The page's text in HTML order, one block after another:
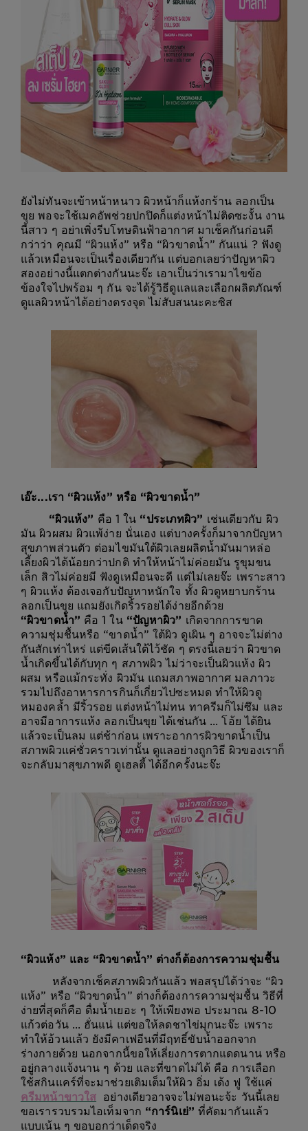
ยังไม่ทันจะเข้าหน้าหนาว ผิวหน้าก็แห้งกร้าน ลอกเป็น
ขุย พอจะใช้เมคอัพช่วยปกปิดก็แต่งหน้าไม่ติดซะงั้น งาน
นี้สาว ๆ อย่าเพิ่งรีบโทษดินฟ้าอากาศ มาเช็คกันก่อนดี
กว่าว่า คุณมี “ผิวแห้ง” หรือ “ผิวขาดน้ำ” กันแน่ ? ฟังดู
แล้วเหมือนจะเป็นเรื่องเดียวกัน แต่บอกเลยว่าปัญหาผิว
สองอย่างนี้แตกต่างกันนะจ๊ะ เอาเป็นว่าเรามาไขข้อ
ข้องใจไปพร้อม ๆ กัน จะได้รู้วิธีดูแลและเลือกผลิตภัณฑ์
ดูแลผิวหน้าได้อย่างตรงจุด ไม่สับสนนะคะซิส
เอ๊ะ...เรา “ผิวแห้ง” หรือ “ผิวขาดน้ำ”
“ผิวแห้ง” คือ 1 ใน “ประเภทผิว” เช่นเดียวกับ ผิว
มัน ผิวผสม ผิวแพ้ง่าย นั่นเอง แต่บางครั้งก็มาจากปัญหา
สุขภาพส่วนตัว ต่อมไขมันใต้ผิวเลยผลิตน้ำมันมาหล่อ
เลี้ยงผิวได้น้อยกว่าปกติ ทำให้หน้าไม่ค่อยมัน รูขุมขน
เล็ก สิวไม่ค่อยมี ฟังดูเหมือนจะดี แต่ไม่เลยจ๊ะ เพราะสาว
ๆ ผิวแห้ง ต้องเจอกับปัญหาหนักใจ ทั้ง ผิวดูหยาบกร้าน
ลอกเป็นขุย แถมยังเกิดริ้วรอยได้ง่ายอีกด้วย
“ผิวขาดน้ำ” คือ 1 ใน“ปัญหาผิว” เกิดจากการขาด
ความชุ่มชื้นหรือ “ขาดน้ำ” ใต้ผิว ดูเผิน ๆ อาจจะไม่ต่าง
กันสักเท่าไหร่ แต่ขีดเส้นใต้ไว้ชัด ๆ ตรงนี้เลยว่า ผิวขาด
น้ำเกิดขึ้นได้กับทุก ๆ สภาพผิว ไม่ว่าจะเป็นผิวแห้ง ผิว
ผสม หรือแม้กระทั่ง ผิวมัน แถมสภาพอากาศ มลภาวะ
รวมไปถึงอาหารการกินก็เกี่ยวไปซะหมด ทำให้ผิวดู
หมองคล้ำ มีริ้วรอย แต่งหน้าไม่ทน ทาครีมก็ไม่ซึม และ
อาจมีอาการแห้ง ลอกเป็นขุย ได้เช่นกัน ... โอ้ย ได้ยิน
แล้วจะเป็นลม แต่ช้าก่อน เพราะอาการผิวขาดน้ำเป็น
สภาพผิวแค่ชั่วคราวเท่านั้น ดูแลอย่างถูกวิธี ผิวของเราก็
จะกลับมาสุขภาพดี ดูเฮลตี้ ได้อีกครั้งนะจ๊ะ
“ผิวแห้ง” และ “ผิวขาดน้ำ” ต่างก็ต้องการความชุ่มชื้น
หลังจากเช็คสภาพผิวกันแล้ว พอสรุปได้ว่าจะ “ผิว
แห้ง” หรือ “ผิวขาดน้ำ” ต่างก็ต้องการความชุ่มชื้น วิธีที่
ง่ายที่สุดก็คือ ดื่มน้ำเยอะ ๆ ให้เพียงพอ ประมาณ 8-10
แก้วต่อวัน ... ฮั่นแน่ แต่ขอให้ลดชาไข่มุกนะจ๊ะ เพราะ
ทำให้อ้วนแล้ว ยังมีคาเฟอีนที่มีฤทธิ์ขับน้ำออกจาก
ร่างกายด้วย นอกจากนี้ขอให้เลี่ยงการตากแดดนาน หรือ
อยู่กลางแจ้งนาน ๆ ด้วย และที่ขาดไม่ได้ คือ การเลือก
ใช้สกินแคร์ที่จะมาช่วยเติมเต็มให้ผิว อิ่ม เด้ง ฟู ใช้แค่
ครีมหน้าขาวใส อย่างเดียวอาจจะไม่พอนะจ้ะ วันนี้เลย
ขอเรารวบรวมไอเท็มจาก “การ์นิเย่” ที่คัดมากันแล้ว
แบบเน้น ๆ ขอบอกว่าเด็ดจริง